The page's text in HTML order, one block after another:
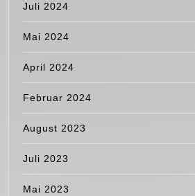
Juli 2024
Mai 2024
April 2024
Februar 2024
August 2023
Juli 2023
Mai 2023